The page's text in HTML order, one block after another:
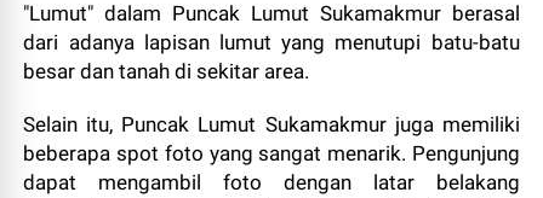
"Lumut" dalam Puncak Lumut Sukamakmur berasal
dari adanya lapisan lumut yang menutupi batu-batu
besar dan tanah di sekitar area.
Selain itu, Puncak Lumut Sukamakmur juga memiliki
beberapa spot foto yang sangat menarik. Pengunjung
dapat mengambil foto dengan latar belakang